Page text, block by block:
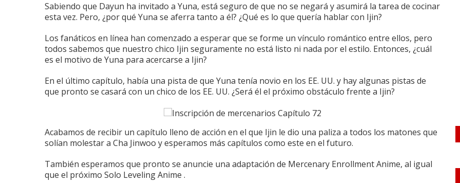
Sabiendo que Dayun ha invitado a Yuna, está seguro de que no se negará y asumirá la tarea de cocinar
esta vez. Pero, ¿por qué Yuna se aferra tanto a él? ¿Qué es lo que quería hablar con Ijin?
Los fanáticos en línea han comenzado a esperar que se forme un vínculo romántico entre ellos, pero
todos sabemos que nuestro chico Ijin seguramente no está listo ni nada por el estilo. Entonces, ¿cuál
es el motivo de Yuna para acercarse a Ijin?
En el último capítulo, había una pista de que Yuna tenía novio en los EE. UU. y hay algunas pistas de
que pronto se casará con un chico de los EE. UU. ¿Será él el próximo obstáculo frente a Ijin?
Acabamos de recibir un capítulo lleno de acción en el que Ijin le dio una paliza a todos los matones que
solían molestar a Cha Jinwoo y esperamos más capítulos como este en el futuro.
También esperamos que pronto se anuncie una adaptación de Mercenary Enrollment Anime, al igual
que el próximo Solo Leveling Anime .